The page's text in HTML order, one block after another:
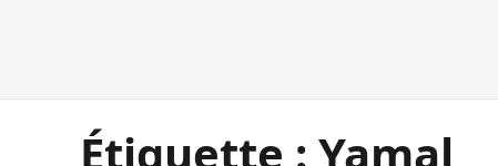
Étiquette : Yamal